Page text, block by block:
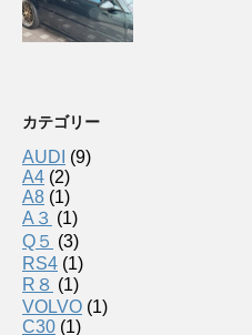
カテゴリー
AUDI (9)
A4 (2)
A8 (1)
A３ (1)
Q５ (3)
RS4 (1)
R８ (1)
VOLVO (1)
C30 (1)